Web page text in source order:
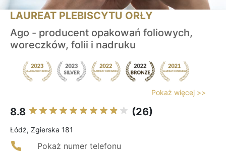
LAUREAT PLEBISCYTU ORŁY
Ago - producent opakowań foliowych,
woreczków, folii i nadruku
Pokaż więcej >>
8.8 (26)
Łódź, Zgierska 181
Pokaż numer telefonu